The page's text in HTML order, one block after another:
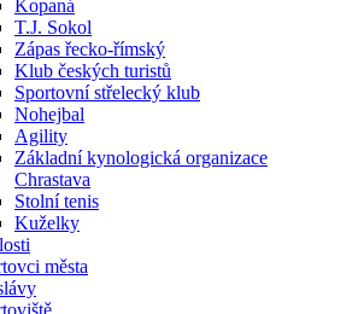
Kopaná
T.J. Sokol
Zápas řecko-římský
Klub českých turistů
Sportovní střelecký klub
Nohejbal
Agility
Základní kynologická organizace
Chrastava
Stolní tenis
Kuželky
města